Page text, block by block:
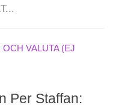
VALUTA (EJ
Per Staffan: